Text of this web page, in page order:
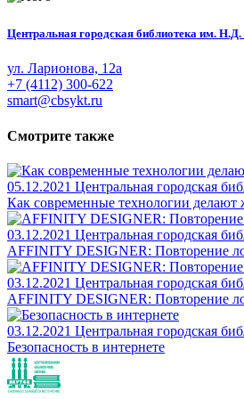
Центральная городская библиотека им. Н.Д.
ул. Ларионова, 12а
+7 (4112) 300-622
smart@cbsykt.ru
Смотрите также
05.12.2021 Центральная городская
Как современные технологии делают
03.12.2021 Центральная городская
AFFINITY DESIGNER: Повторение
03.12.2021 Центральная городская
AFFINITY DESIGNER: Повторение
03.12.2021 Центральная городская
Безопасность в интернете